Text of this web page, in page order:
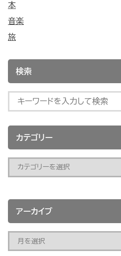
本
音楽
旅
検索
カテゴリー
アーカイブ